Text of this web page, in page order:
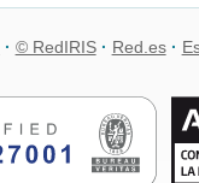
© RedIRIS Red.es